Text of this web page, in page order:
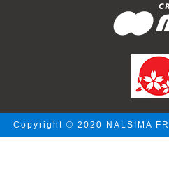
Copyright © 2020 NALSIMA